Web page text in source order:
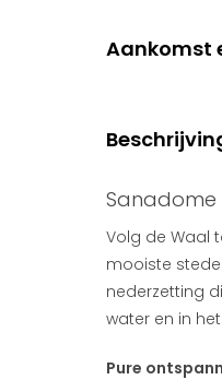
Aankomst
Sanadome
Volg de Waal
mooiste
nederzetting
water en in
Pure